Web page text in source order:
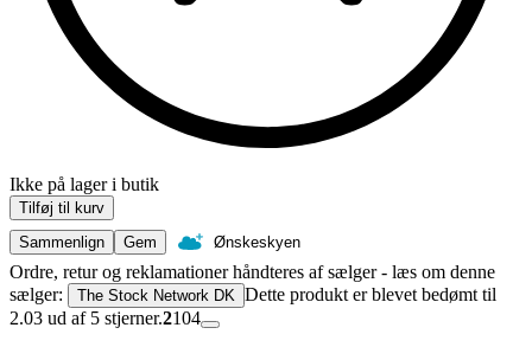
Ikke på lager i butik
Tilføj til kurv
Sammenlign
Gem Ønskeskyen
Ordre, retur og reklamationer håndteres af sælger - læs om denne
sælger:
The Stock Network DK Dette produkt er blevet bedømt til
2.03 ud af 5 stjerner.2104